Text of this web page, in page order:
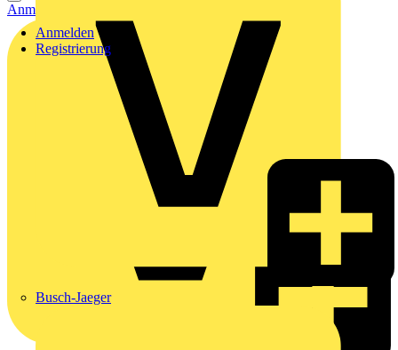
Busch-Jaeger
Anmelden
Registrierung
Anmelden